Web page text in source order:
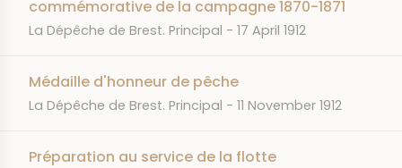
commémorative de la campagne 1870-1871
JOURNAL
La Dépêche de Brest. Principal DATE
17 April 1912
Médaille d'honneur de pêche
JOURNAL
La Dépêche de Brest. Principal DATE
11 November 1912
Préparation au service de la flotte